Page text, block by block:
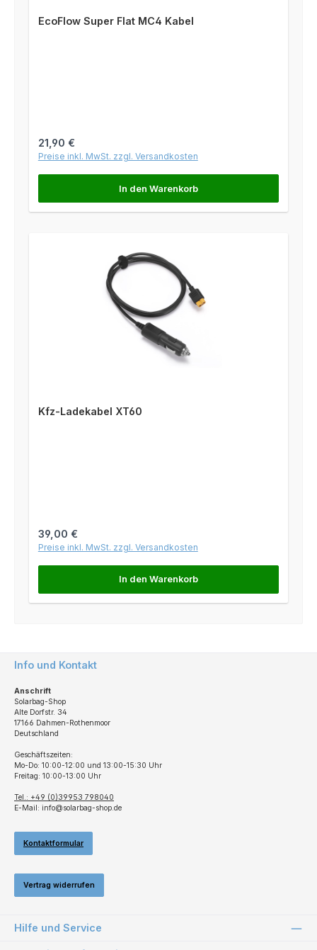
EcoFlow Super Flat MC4 Kabel
Regulärer Preis:
21,90 €
Preise inkl. MwSt. zzgl. Versandkosten
In den Warenkorb
Kfz-Ladekabel XT60
Regulärer Preis:
39,00 €
Preise inkl. MwSt. zzgl. Versandkosten
In den Warenkorb
Info und Kontakt
Anschrift
Solarbag-Shop
Alte Dorfstr. 34
17166 Dahmen-Rothenmoor
Deutschland
Geschäftszeiten:
Mo-Do: 10:00-12:00 und 13:00-15:30 Uhr
Freitag: 10:00-13:00 Uhr
Tel.: +49 (0)39953 798040
E-Mail: info@solarbag-shop.de
Kontaktformular
Vertrag widerrufen
Hilfe und Service